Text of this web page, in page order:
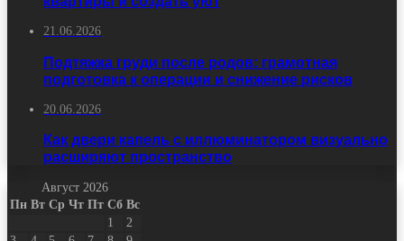
21.06.2026
Подтяжка груди после родов: грамотная
подготовка к операции и снижение рисков
20.06.2026
Как двери капель с иллюминатором визуально
расширяют пространство
Август 2026
Пн Вт Ср Чт Пт Сб Вс
1
2